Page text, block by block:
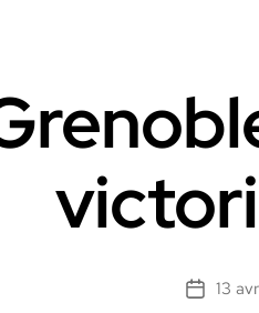
Date
13